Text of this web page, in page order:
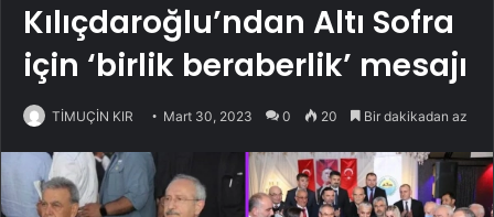
Kılıçdaroğlu’ndan Altı Sofra
için ‘birlik beraberlik’ mesajı
TİMUÇİN KIR Mart 30, 2023 0 20 Bir dakikadan az